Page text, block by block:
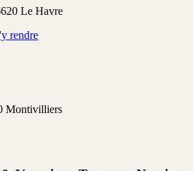
Le Havre
rendre
Montivilliers